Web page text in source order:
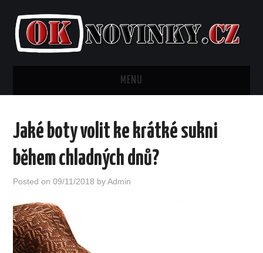
MENU
BYDLENÍ
KRÁSA
LIFESTYLE
Jaké boty volit ke krátké sukni
během chladných dnů?
Posted on09/11/2018 byAdmin